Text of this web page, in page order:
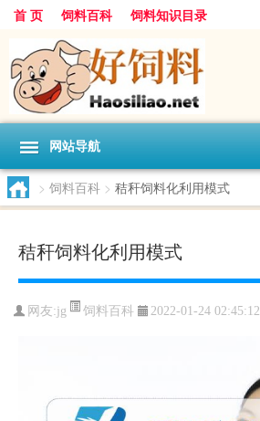
首 页 饲料百科 饲料知识目录
网站导航
> 饲料百科 > 秸秆饲料化利用模式
秸秆饲料化利用模式
网友:jg 饲料百科 2022-01-24 02:45:12